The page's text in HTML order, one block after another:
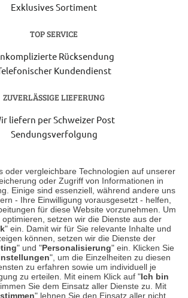
oder vergleichbare Technologien auf unserer
oder Zugriff von Informationen in
Einige sind essenziell, während andere uns
- Ihre Einwilligung vorausgesetzt - helfen,
für diese Website vorzunehmen. Um
setzen wir die Dienste aus der
" ein. Damit wir für Sie relevante Inhalte und
können, setzen wir die Dienste der
" und "Personalisierung" ein. Klicken Sie
", um die Einzelheiten zu diesen
zu erfahren sowie um individuell je
zu erteilen. Mit einem Klick auf "Ich bin
Sie dem Einsatz aller Dienste zu. Mit
" lehnen Sie den Einsatz aller nicht
Exklusives Sortiment
TOP SERVICE
Rücksendung
Kundendienst
ZUVERLÄSSIGE LIEFERUNG
liefern per Schweizer Post
Sendungsverfolgung
Geschäft in Meckenheim
Auf dem Steinbüchel 6
53340 Meckenheim
Samstag 9:00 Uhr bis 18:00 Uhr
weitere Information